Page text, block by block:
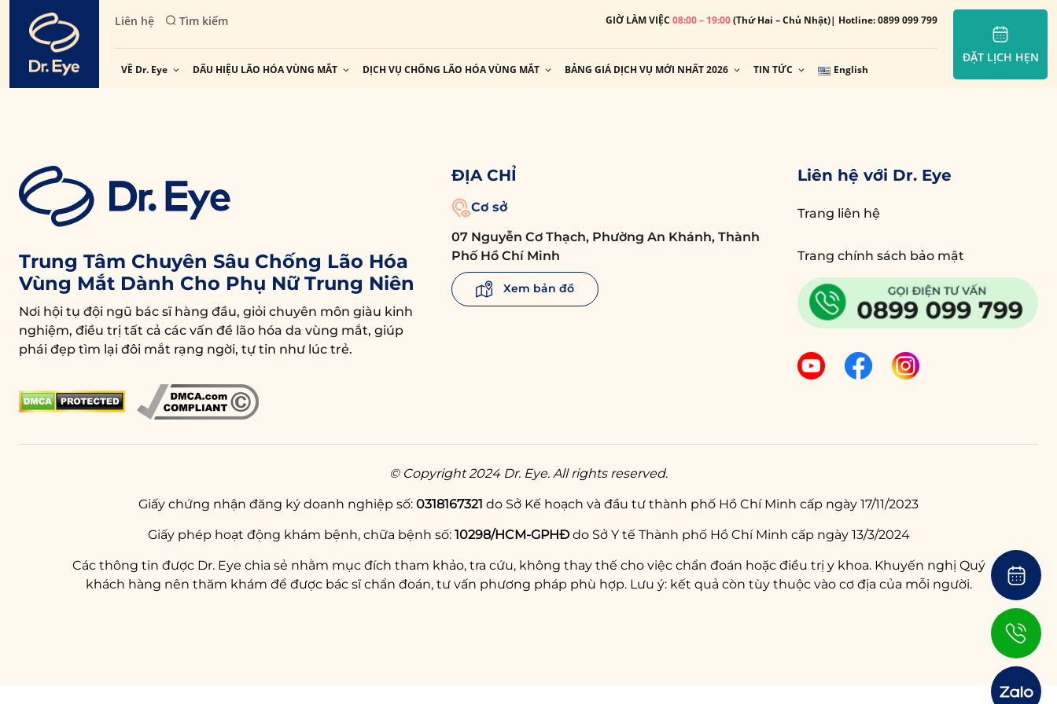
content
Liên hệ Tìm kiếm GIỜ LÀM VIỆC 08:00 – 19:00(Thứ Hai – Chủ Nhật)| Hotline: 0899 099 799
VỀ Dr. Eye DẤU HIỆU LÃO HÓA VÙNG MẮT DỊCH VỤ CHỐNG LÃO HÓA VÙNG MẮT BẢNG GIÁ DỊCH VỤ MỚI NHẤT 2026 TIN TỨC English
ĐẶT LỊCH HẸN
Trung Tâm Chuyên Sâu Chống Lão Hóa
Vùng Mắt Dành Cho Phụ Nữ Trung Niên
Nơi hội tụ đội ngũ bác sĩ hàng đầu, giỏi chuyên môn giàu kinh
nghiệm, điều trị tất cả các vấn đề lão hóa da vùng mắt, giúp
phái đẹp tìm lại đôi mắt rạng ngời, tự tin như lúc trẻ.
ĐỊA CHỈ
Cơ sở
07 Nguyễn Cơ Thạch, Phường An Khánh, Thành
Phố Hồ Chí Minh
Xem bản đồ
Liên hệ với Dr. Eye
Trang liên hệ
Trang chính sách bảo mật
© Copyright 2024 Dr. Eye. All rights reserved.
Giấy chứng nhận đăng ký doanh nghiệp số: 0318167321 do Sở Kế hoạch và đầu tư thành phố Hồ Chí Minh cấp ngày 17/11/2023
Giấy phép hoạt động khám bệnh, chữa bệnh số: 10298/HCM-GPHĐdo Sở Y tế Thành phố Hồ Chí Minh cấp ngày 13/3/2024
Các thông tin được Dr. Eye chia sẻ nhằm mục đích tham khảo, tra cứu, không thay thế cho việc chẩn đoán hoặc điều trị y khoa. Khuyến nghị Quý
khách hàng nên thăm khám để được bác sĩ chẩn đoán, tư vấn phương pháp phù hợp. Lưu ý: kết quả còn tùy thuộc vào cơ địa của mỗi người.